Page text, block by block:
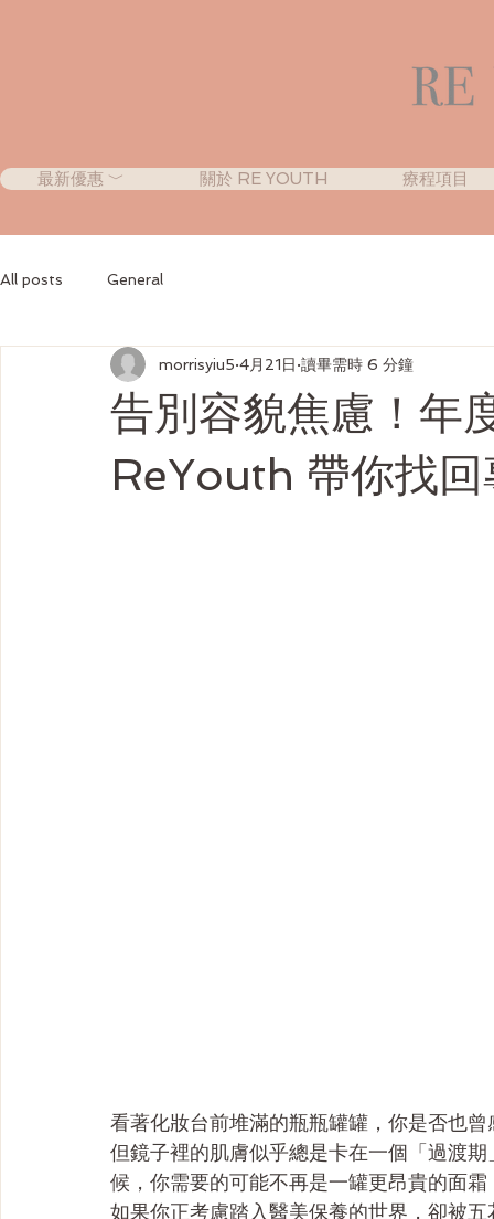
最新優惠 ﹀ 關於 RE YOUTH 療程項目
All posts General
告別容貌焦慮！年
ReYouth 帶你找
morrisyiu5 4月21日 讀畢需時 6 分鐘
看著化妝台前堆滿的瓶瓶罐罐，你是否也
但鏡子裡的肌膚似乎總是卡在一個「過渡
候，你需要的可能不再是一罐更昂貴的面
如果你正考慮踏入醫美保養的世界，卻被